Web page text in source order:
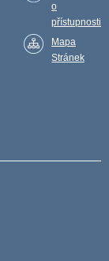
o
přístupnosti
Mapa
Stránek